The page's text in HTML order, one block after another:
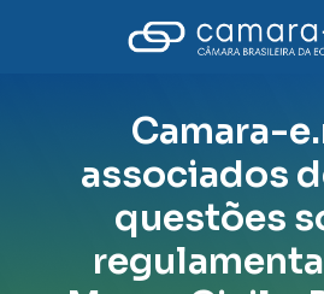
Camara-
associados
questões